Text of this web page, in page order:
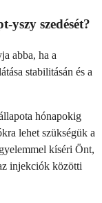
szedését?
abba, ha a
stabilitásán és a
hónapokig
lehet szükségük a
kíséri Önt,
injekciók közötti